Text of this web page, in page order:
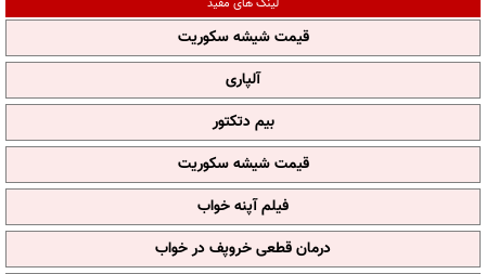
لینک های مفید
قیمت شیشه سکوریت
آلپاری
بیم دتکتور
قیمت شیشه سکوریت
فیلم آپنه خواب
درمان قطعی خروپف در خواب